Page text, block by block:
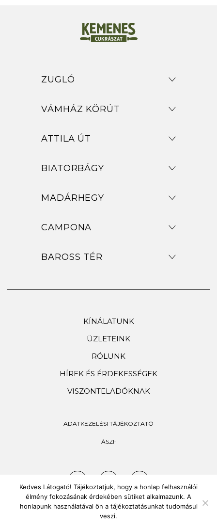
ZUGLÓ
VÁMHÁZ KÖRÚT
ATTILA ÚT
BIATORBÁGY
MADÁRHEGY
CAMPONA
BAROSS TÉR
KÍNÁLATUNK
ÜZLETEINK
RÓLUNK
HÍREK ÉS ÉRDEKESSÉGEK
VISZONTELADÓKNAK
ADATKEZELÉSI TÁJÉKOZTATÓ
ÁSZF
Kedves Látogató! Tájékoztatjuk, hogy a honlap felhasználói
élmény fokozásának érdekében sütiket alkalmazunk. A
honlapunk használatával ön a tájékoztatásunkat tudomásul
veszi.